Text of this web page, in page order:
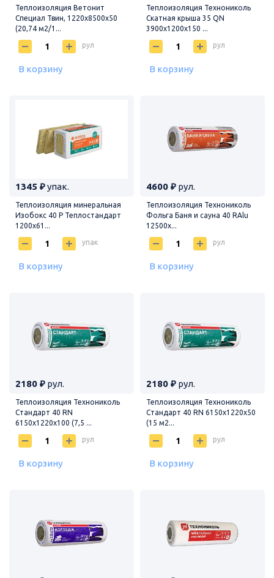
Теплоизоляция Ветонит
Специал Твин, 1220х8500х50
(20,74 м2/1...
рул
В корзину
Теплоизоляция Технониколь
Скатная крыша 35 QN
3900х1200х150 ...
рул
В корзину
1345 ₽упак.
Теплоизоляция минеральная
Изобокс 40 Р Теплостандарт
1200x61...
упак
В корзину
4600 ₽ рул.
Теплоизоляция Технониколь
Фольга Баня и сауна 40 RAlu
12500х...
рул
В корзину
2180 ₽ рул.
Теплоизоляция Технониколь
Стандарт 40 RN
6150х1220х100 (7,5 ...
рул
В корзину
2180 ₽ рул.
Теплоизоляция Технониколь
Стандарт 40 RN 6150х1220х50
(15 м2...
рул
В корзину